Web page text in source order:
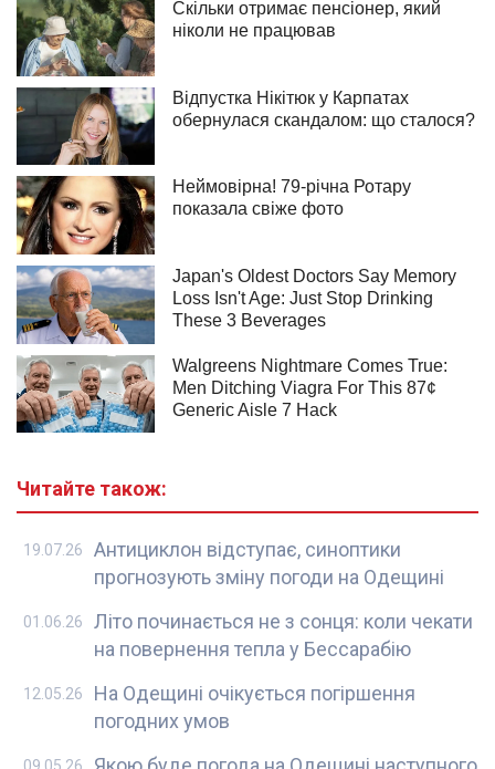
Читайте також:
Антициклон відступає, синоптики
прогнозують зміну погоди на Одещині
19.07.26
Літо починається не з сонця: коли чекати
на повернення тепла у Бессарабію
01.06.26
На Одещині очікується погіршення
погодних умов
12.05.26